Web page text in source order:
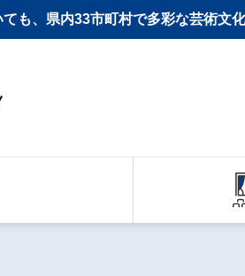
も、県内33市町村で多彩な芸術文